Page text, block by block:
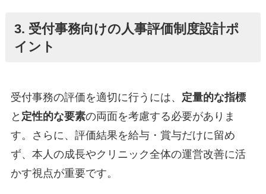
3. 受付事務向けの人事評価制度設計ポ
イント
受付事務の評価を適切に行うには、 定量的な指標
と 定性的な要素の両面を考慮する必要がありま
す。さらに、評価結果を給与・賞与だけに留め
ず、本人の成長やクリニック全体の運営改善に活
かす視点が重要です。